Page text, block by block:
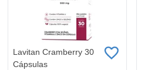
Lavitan Cramberry 30
Cápsulas